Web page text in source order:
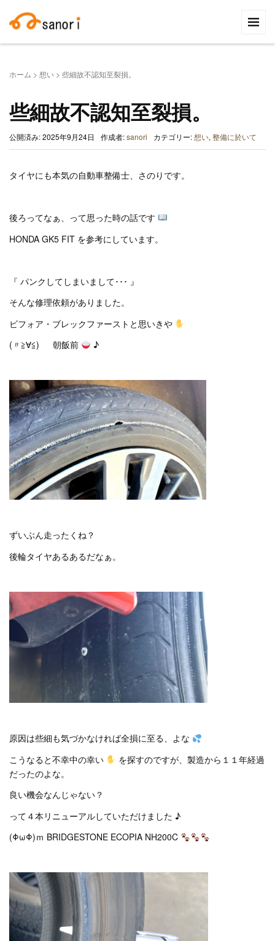
索:
ホーム > 想い > 些細故不認知至裂損。
些細故不認知至裂損。
公開済み: 2025年9月24日 作成者:sanori カテゴリー:想い, 整備に於いて
タイヤにも本気の自動車整備士、さのりです。
後ろってなぁ、って思った時の話です
HONDA GK5 FIT を参考にしています。
『 パンクしてしまいまして･･･ 』
そんな修理依頼がありました。
ビフォア・ブレックファーストと思いきや
(〃≧∀≦)ゞ 朝飯前
♪
ずいぶん走ったくね？
後輪タイヤあるあるだなぁ。
原因は些細も気づかなければ全損に至る、よな
こうなると不幸中の幸い
を探すのですが、製造から１１年経過
だったのよな。
良い機会なんじゃない？
って４本リニューアルしていただけました ♪
(ΦωΦ)ｍ BRIDGESTONE ECOPIA NH200C